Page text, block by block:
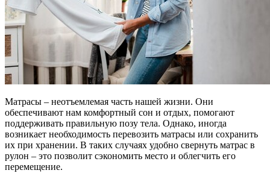
Матрасы – неотъемлемая часть нашей жизни. Они
обеспечивают нам комфортный сон и отдых, помогают
поддерживать правильную позу тела. Однако, иногда
возникает необходимость перевозить матрасы или сохранить
их при хранении. В таких случаях удобно свернуть матрас в
рулон – это позволит сэкономить место и облегчить его
перемещение.